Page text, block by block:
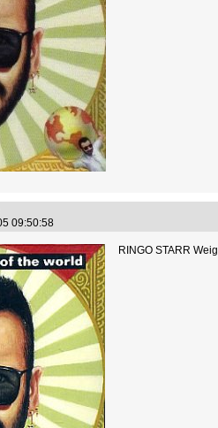
09:50:58
RINGO STARR